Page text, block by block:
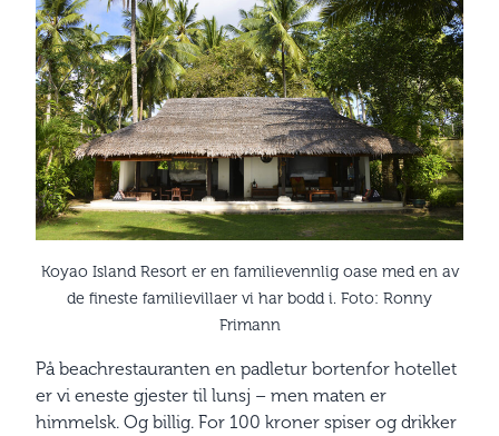
Koyao Island Resort er en familievennlig oase med en av
de fineste familievillaer vi har bodd i. Foto: Ronny
Frimann
På beachrestauranten en padletur bortenfor hotellet
er vi eneste gjester til lunsj – men maten er
himmelsk. Og billig. For 100 kroner spiser og drikker